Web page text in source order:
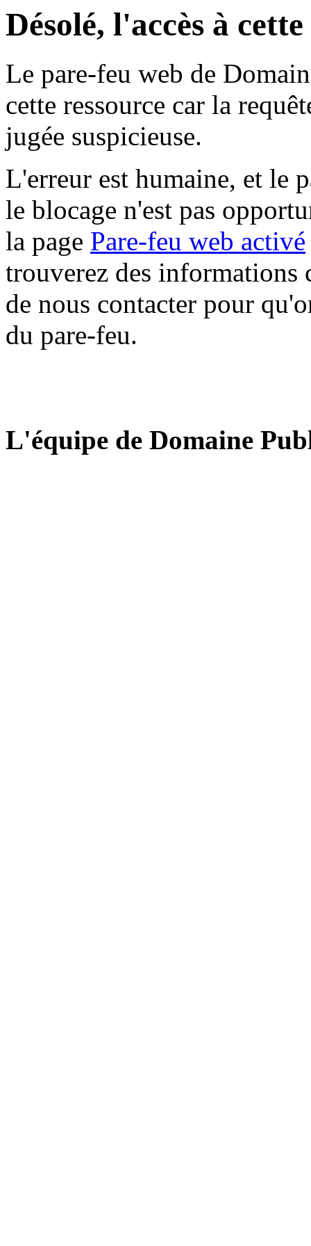
Désolé, l'accès à
Le pare-feu web de
cette ressource car la
jugée suspicieuse.
L'erreur est humaine, et le
le blocage n'est pas
la page Pare-feu web activé
trouverez des informations
de nous contacter pour
du pare-feu.
L'équipe de Domaine